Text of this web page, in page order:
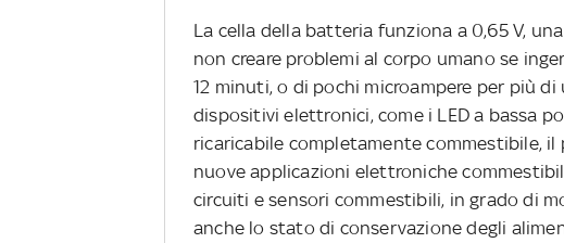
La cella della batteria funziona a 0,65 V,
non creare problemi al corpo umano se
12 minuti, o di pochi microampere per più
dispositivi elettronici, come i LED a bassa
ricaricabile completamente commestibile,
nuove applicazioni elettroniche
circuiti e sensori commestibili, in grado di
anche lo stato di conservazione degli